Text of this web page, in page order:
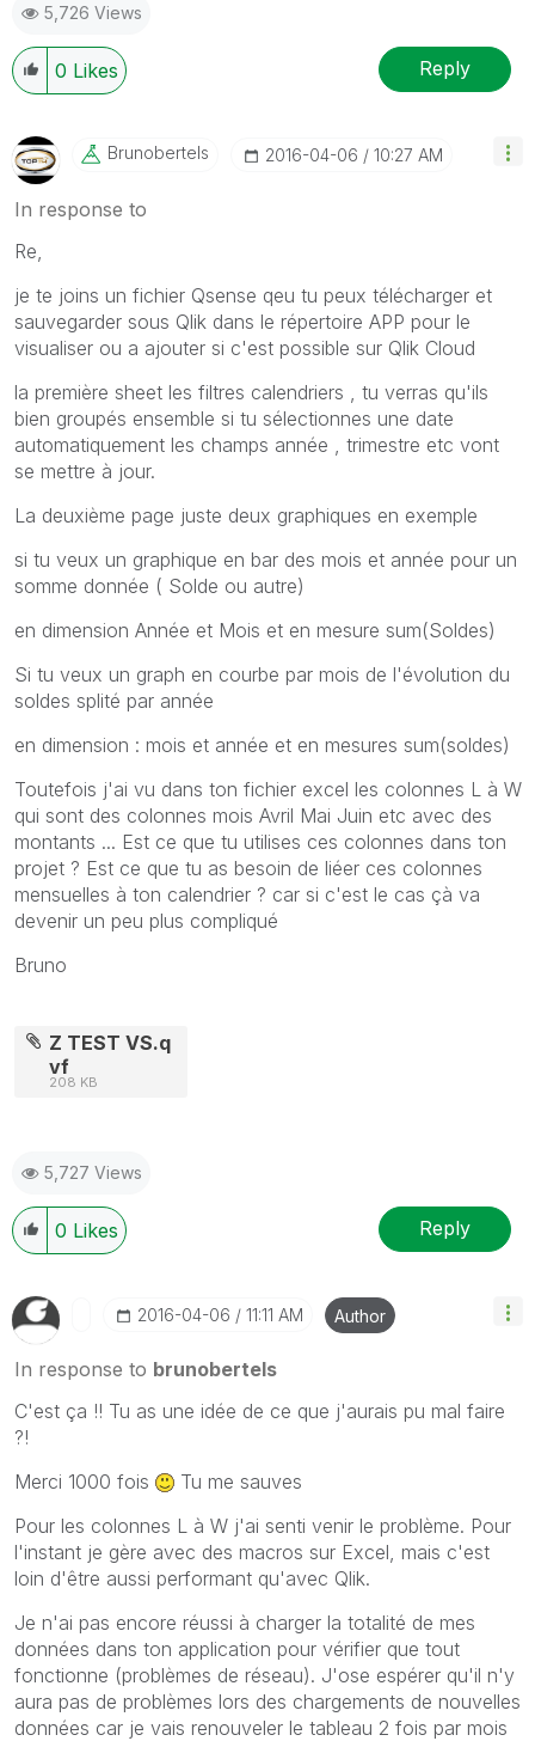
5,726 Views
0 Likes Reply
Brunobertels ‎2016-04-06 10:27 AM
In response to
Re,
je te joins un fichier Qsense qeu tu peux télécharger et
sauvegarder sous Qlik dans le répertoire APP pour le
visualiser ou a ajouter si c'est possible sur Qlik Cloud
la première sheet les filtres calendriers , tu verras qu'ils
bien groupés ensemble si tu sélectionnes une date
automatiquement les champs année , trimestre etc vont
se mettre à jour.
La deuxième page juste deux graphiques en exemple
si tu veux un graphique en bar des mois et année pour un
somme donnée ( Solde ou autre)
en dimension Année et Mois et en mesure sum(Soldes)
Si tu veux un graph en courbe par mois de l'évolution du
soldes splité par année
en dimension : mois et année et en mesures sum(soldes)
Toutefois j'ai vu dans ton fichier excel les colonnes L à W
qui sont des colonnes mois Avril Mai Juin etc avec des
montants ... Est ce que tu utilises ces colonnes dans ton
projet ? Est ce que tu as besoin de liéer ces colonnes
mensuelles à ton calendrier ? car si c'est le cas çà va
devenir un peu plus compliqué
Bruno
Z TEST VS.q
vf
208 KB
5,727 Views
0 Likes Reply
‎2016-04-06 11:11 AM Author
In response to brunobertels
C'est ça !! Tu as une idée de ce que j'aurais pu mal faire
?!
Merci 1000 fois
Tu me sauves
Pour les colonnes L à W j'ai senti venir le problème. Pour
l'instant je gère avec des macros sur Excel, mais c'est
loin d'être aussi performant qu'avec Qlik.
Je n'ai pas encore réussi à charger la totalité de mes
données dans ton application pour vérifier que tout
fonctionne (problèmes de réseau). J'ose espérer qu'il n'y
aura pas de problèmes lors des chargements de nouvelles
données car je vais renouveler le tableau 2 fois par mois